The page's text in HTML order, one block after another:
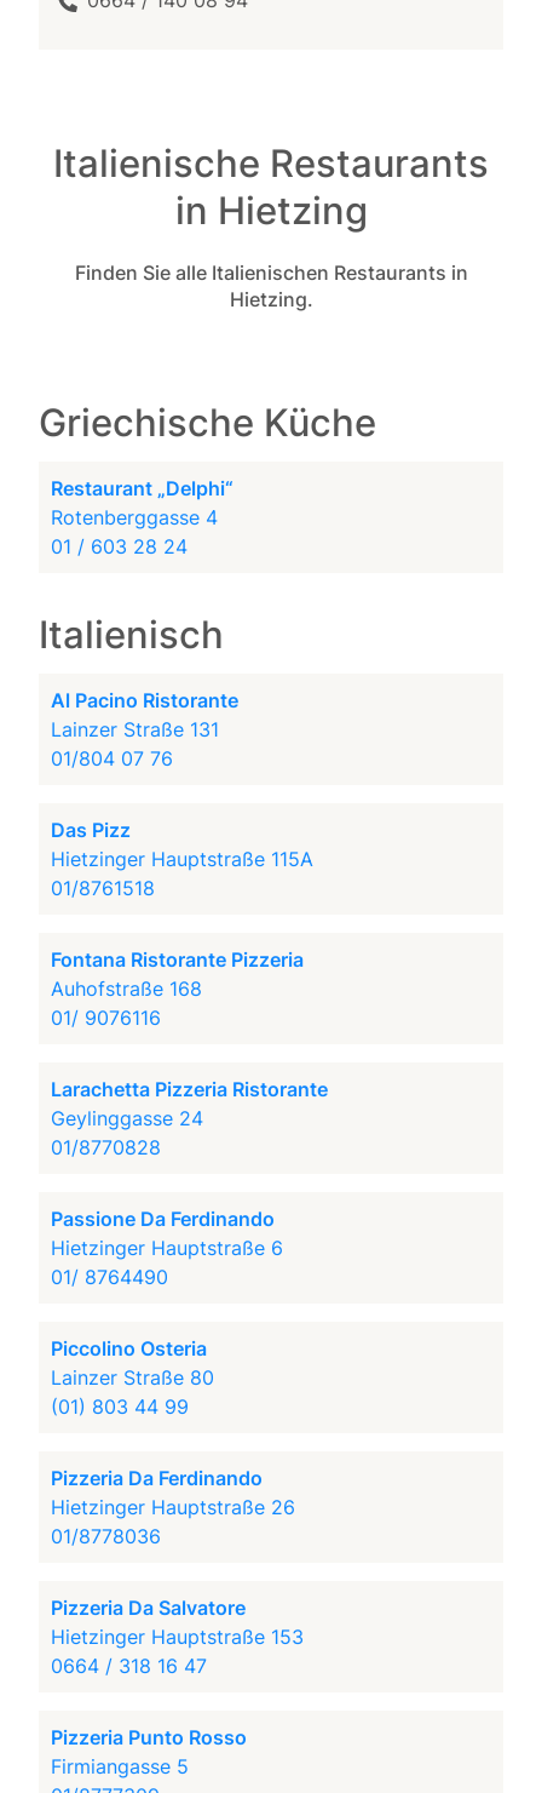
Italienische Restaurants
in Hietzing
Finden Sie alle Italienischen Restaurants in
Hietzing.
Griechische Küche
Restaurant „Delphi“
Rotenberggasse 4
01 / 603 28 24
Italienisch
Al Pacino Ristorante
Lainzer Straße 131
01/804 07 76
Das Pizz
Hietzinger Hauptstraße 115A
01/8761518
Fontana Ristorante Pizzeria
Auhofstraße 168
01/ 9076116
Larachetta Pizzeria Ristorante
Geylinggasse 24
01/8770828
Passione Da Ferdinando
Hietzinger Hauptstraße 6
01/ 8764490
Piccolino Osteria
Lainzer Straße 80
(01) 803 44 99
Pizzeria Da Ferdinando
Hietzinger Hauptstraße 26
01/8778036
Pizzeria Da Salvatore
Hietzinger Hauptstraße 153
0664 / 318 16 47
Pizzeria Punto Rosso
Firmiangasse 5